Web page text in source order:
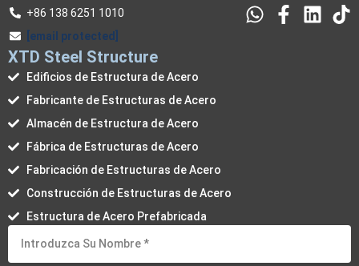
+86 138 6251 1010
[email protected]
XTD Steel Structure
Edificios de Estructura de Acero
Fabricante de Estructuras de Acero
Almacén de Estructura de Acero
Fábrica de Estructuras de Acero
Fabricación de Estructuras de Acero
Construcción de Estructuras de Acero
Estructura de Acero Prefabricada